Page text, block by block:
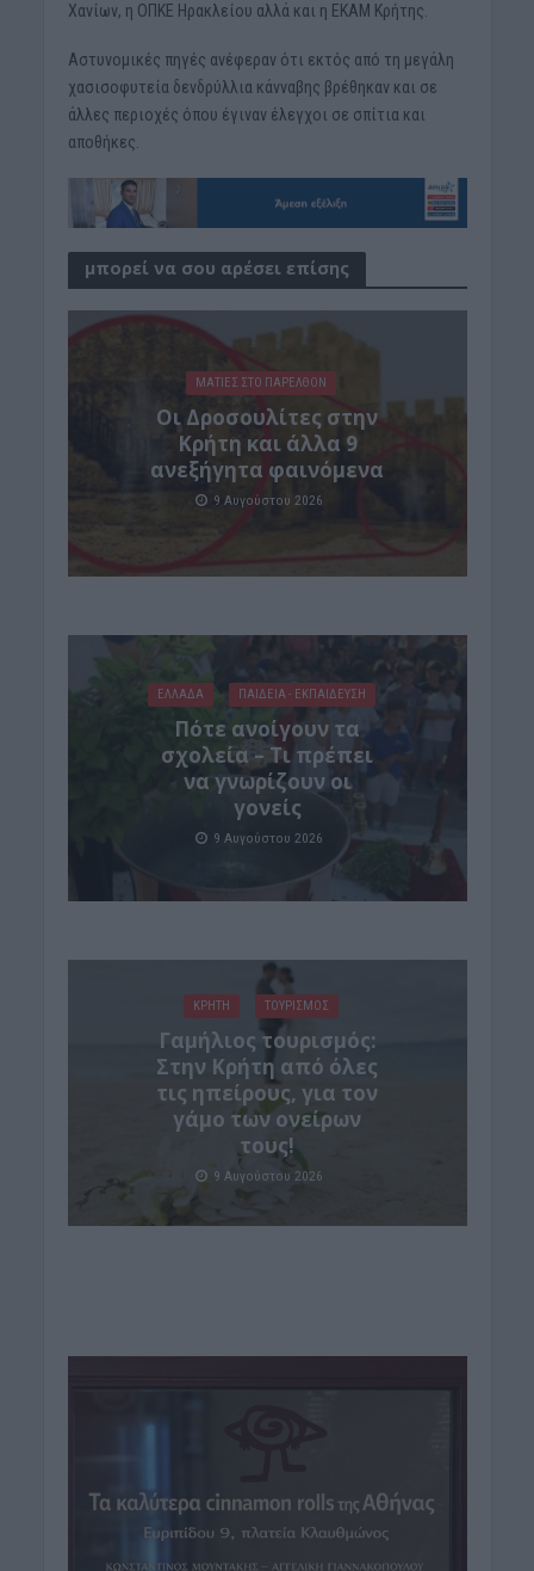
Χανίων, η ΟΠΚΕ Ηρακλείου αλλά και η ΕΚΑΜ Κρήτης.
Αστυνομικές πηγές ανέφεραν ότι εκτός από τη μεγάλη
χασισοφυτεία δενδρύλλια κάνναβης βρέθηκαν και σε
άλλες περιοχές όπου έγιναν έλεγχοι σε σπίτια και
αποθήκες.
μπορεί να σου αρέσει επίσης
ΜΑΤΙΕΣ ΣΤΟ ΠΑΡΕΛΘΟΝ
Οι Δροσουλίτες στην
Κρήτη και άλλα 9
ανεξήγητα φαινόμενα
9 Αυγούστου 2026
ΕΛΛΑΔΑ ΠΑΙΔΕΙΑ - ΕΚΠΑΙΔΕΥΣΗ
Πότε ανοίγουν τα
σχολεία – Τι πρέπει
να γνωρίζουν οι
γονείς
9 Αυγούστου 2026
ΚΡΗΤΗ ΤΟΥΡΙΣΜΟΣ
Γαμήλιος τουρισμός:
Στην Κρήτη από όλες
τις ηπείρους, για τον
γάμο των ονείρων
τους!
9 Αυγούστου 2026